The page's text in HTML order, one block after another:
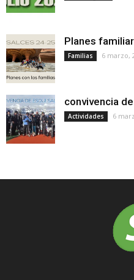
Planes
Familias 6 marzo,
convivencia
Actividades 6